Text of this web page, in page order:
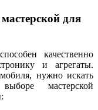
для
качественно
и агрегаты.
нужно искать
мастерской